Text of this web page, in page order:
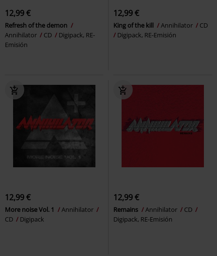
12,99 €
Refresh of the demon
Annihilator
CD
Digipack, RE-
Emisión
12,99 €
King of the kill Annihilator
CD
Digipack, RE-Emisión
12,99 €
More noise Vol. 1
Annihilator
CD
Digipack
12,99 €
Remains Annihilator
CD
Digipack, RE-Emisión